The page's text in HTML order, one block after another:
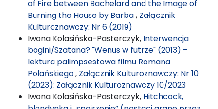
of Fire between Bachelard and the Image of
Burning the House by Barba, Załącznik
Kulturoznawczy: Nr 6 (2019)
Iwona Kolasińska-Pasterczyk, Interwencja
bogini/Szatana? "Wenus w futrze" (2013) –
lektura palimpsestowa filmu Romana
Polańskiego, Załącznik Kulturoznawczy: Nr 10
(2023): Załącznik Kulturoznawczy 10/2023
Iwona Kolasińska-Pasterczyk, Hitchcock,